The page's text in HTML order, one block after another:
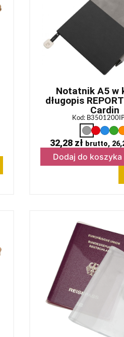
Notatnik A5 w
długopis
Cardin
Kod:
32,28 zł brutto,
Dodaj do koszyka